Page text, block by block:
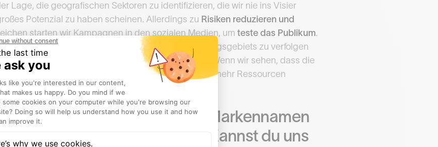
Lage, die geografischen Sektoren zu identifizieren, die wir nie ins Visier
Potenzial zu haben scheinen. Allerdings zu Risiken reduzieren und
starten wir Kampagnen in den sozialen Medien, um teste das Publikum.
uns die Plattform, die Entwicklung unseres Einzugsgebiets zu verfolgen
auf die Einwohner dieses Sektors zu messen. Wenn wir sehen, dass die
dies, dass das Publikum reagiert. Wir können dann mehr Ressourcen
nutzen unsere Plattform, um Markennamen
Einkaufszentren zu stärken. Kannst du uns